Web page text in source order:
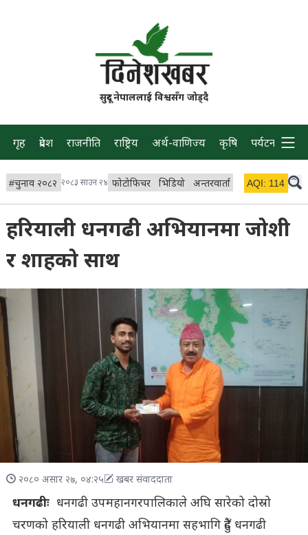
सुदूर नेपाललाई विश्वसँग जोड्दै
गृह प्रदेश राजनीति राष्ट्रिय अर्थ-वाणिज्य कृषि पर्यटन प्रवास
#चुनाव २०८२ २०८३ साउन २४ फोटोफिचर भिडियो अन्तरवार्ता विचार/ब्लग
AQI: 114
हरियाली धनगढी अभियानमा जोशी
र शाहको साथ
२०८० असार २७, ०४:२५ खबर संवाददाता
धनगढीःधनगढी उपमहानगरपालिकाले अघि सारेको दोस्रो
चरणको हरियाली धनगढी अभियानमा सहभागि हुँदै धनगढी